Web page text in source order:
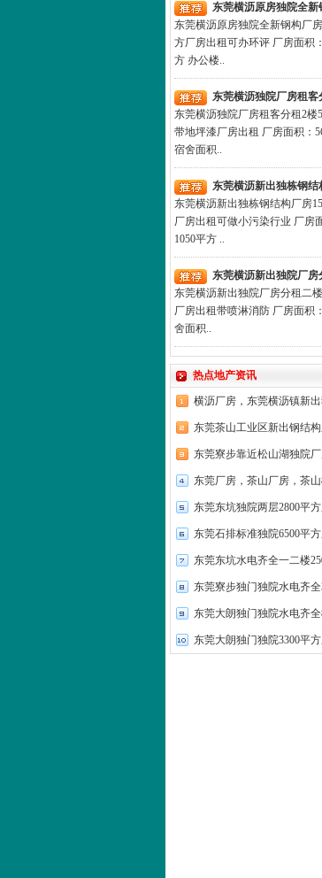
东莞横沥原房独院全新
东莞横沥原房独院全新钢构厂
方厂房出租可办环评 厂房面积
方 办公楼..
东莞横沥独院厂房租客
东莞横沥独院厂房租客分租2楼
带地坪漆厂房出租 厂房面积：
宿舍面积..
东莞横沥新出独栋钢结
东莞横沥新出独栋钢结构厂房
厂房出租可做小污染行业 厂房
1050平方 ..
东莞横沥新出独院厂房
东莞横沥新出独院厂房分租二
厂房出租带喷淋消防 厂房面积
舍面积..
热点地产资讯
横沥厂房，东莞横沥镇新
东莞茶山工业区新出钢结
东莞寮步靠近松山湖独院厂
东莞厂房，茶山厂房，茶
东莞东坑独院两层2800平
东莞石排标准独院6500平
东莞东坑水电齐全一二楼
东莞寮步独门独院水电齐全
东莞大朗独门独院水电齐全
东莞大朗独门独院3300平